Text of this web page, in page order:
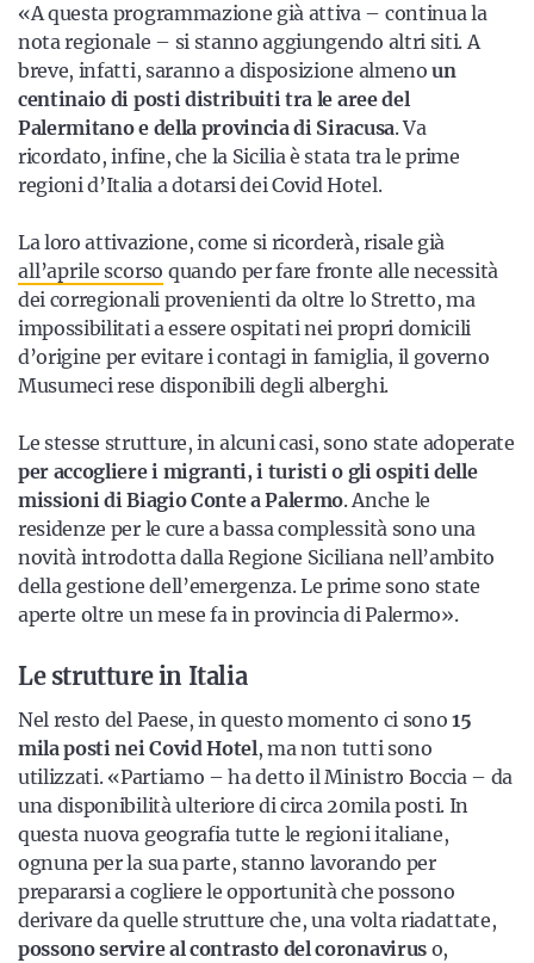
«A questa programmazione già attiva – continua la
nota regionale – si stanno aggiungendo altri siti. A
breve, infatti, saranno a disposizione almenoun
centinaio di posti distribuiti tra le aree del
Palermitano e della provincia di Siracusa. Va
ricordato, infine, che la Sicilia è stata tra le prime
regioni d’Italia a dotarsi dei Covid Hotel.
La loro attivazione, come si ricorderà, risale già
all’aprile scorso quando per fare fronte alle necessità
dei corregionali provenienti da oltre lo Stretto, ma
impossibilitati a essere ospitati nei propri domicili
d’origine per evitare i contagi in famiglia, il governo
Musumeci rese disponibili degli alberghi.
Le stesse strutture, in alcuni casi, sono state adoperate
per accogliere i migranti, i turisti o gli ospiti delle
missioni di Biagio Conte a Palermo. Anche le
residenze per le cure a bassa complessità sono una
novità introdotta dalla Regione Siciliana nell’ambito
della gestione dell’emergenza. Le prime sono state
aperte oltre un mese fa in provincia di Palermo».
Le strutture in Italia
Nel resto del Paese, in questo momento ci sono 15
mila posti nei Covid Hotel, ma non tutti sono
utilizzati. «Partiamo – ha detto il Ministro Boccia – da
una disponibilità ulteriore di circa 20mila posti. In
questa nuova geografia tutte le regioni italiane,
ognuna per la sua parte, stanno lavorando per
prepararsi a cogliere le opportunità che possono
derivare da quelle strutture che, una volta riadattate,
possono servire al contrasto del coronaviruso,